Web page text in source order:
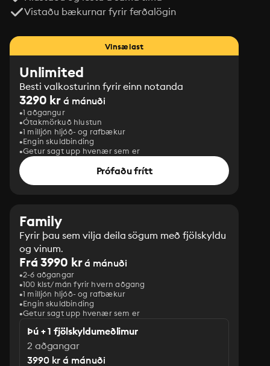
Vistaðu bækurnar fyrir ferðalögin
Vinsælast
Unlimited
Besti valkosturinn fyrir einn notanda
3290 kr á mánuði
1 aðgangur
Ótakmörkuð hlustun
1 milljón hljóð- og rafbækur
Engin skuldbinding
Getur sagt upp hvenær sem er
Prófaðu frítt
Family
Fyrir þau sem vilja deila sögum með fjölskyldu
og vinum.
Frá 3990 krá mánuði
2-6 aðgangar
100 klst/mán fyrir hvern aðgang
1 milljón hljóð- og rafbækur
‎Engin skuldbinding
Getur sagt upp hvenær sem er
Þú + 1 fjölskyldumeðlimur
2 aðgangar
3990 kr á mánuði